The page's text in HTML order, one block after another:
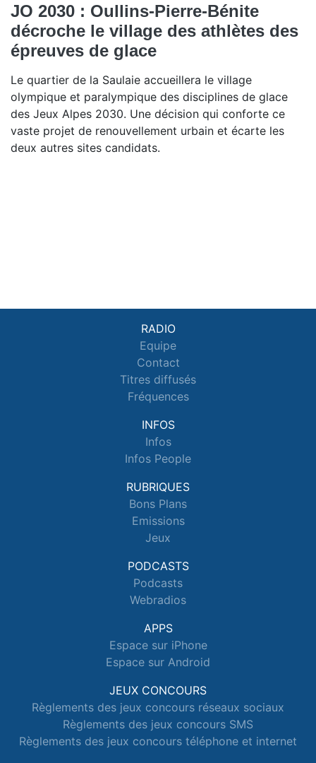
JO 2030 : Oullins-Pierre-Bénite
décroche le village des athlètes des
épreuves de glace
Le quartier de la Saulaie accueillera le village
olympique et paralympique des disciplines de glace
des Jeux Alpes 2030. Une décision qui conforte ce
vaste projet de renouvellement urbain et écarte les
deux autres sites candidats.
RADIO
Equipe
Contact
Titres diffusés
Fréquences
INFOS
Infos
Infos People
RUBRIQUES
Bons Plans
Emissions
Jeux
PODCASTS
Podcasts
Webradios
APPS
Espace sur iPhone
Espace sur Android
JEUX CONCOURS
Règlements des jeux concours réseaux sociaux
Règlements des jeux concours SMS
Règlements des jeux concours téléphone et internet